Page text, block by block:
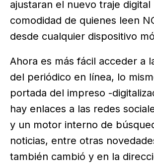
ajustaran el nuevo traje digital
comodidad de quienes leen
desde cualquier dispositivo
Ahora es más fácil acceder a
del periódico en línea, lo
portada del impreso -
hay enlaces a las redes
y un motor interno de
noticias, entre otras
también cambió y en la